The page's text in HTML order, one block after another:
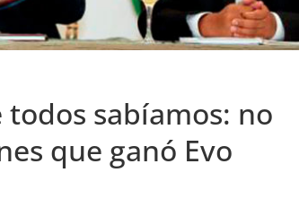
sabíamos: no
que ganó Evo